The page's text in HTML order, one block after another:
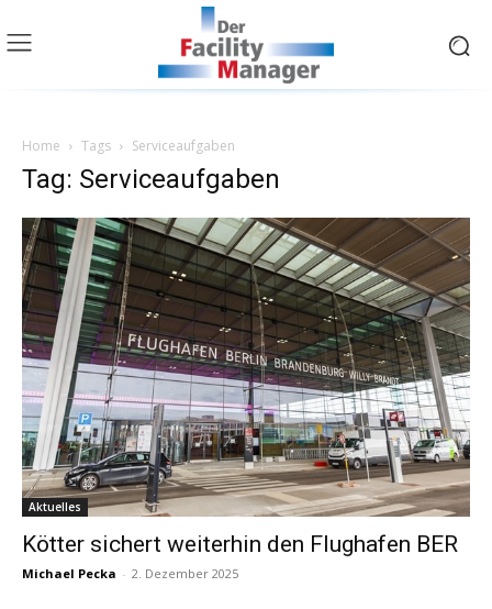
Home Tags Serviceaufgaben
Tag: Serviceaufgaben
Aktuelles
Kötter sichert weiterhin den Flughafen BER
Michael Pecka - 2. Dezember 2025